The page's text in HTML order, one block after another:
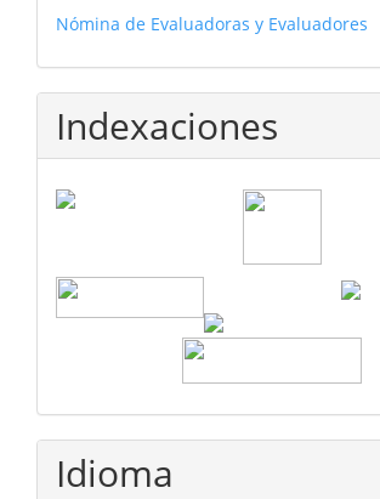
Nómina de Evaluadoras y Evaluadores
Indexaciones
Idioma